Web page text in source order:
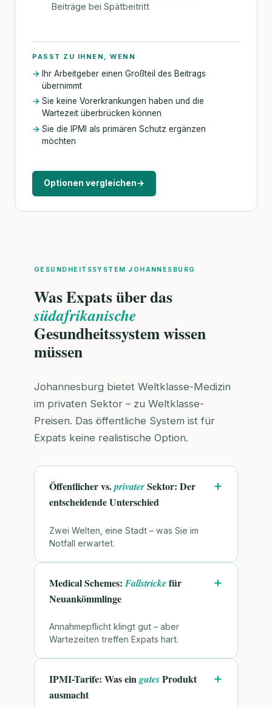
Beiträge bei Spätbeitritt
PASST ZU IHNEN, WENN
Ihr Arbeitgeber einen Großteil des Beitrags
übernimmt
Sie keine Vorerkrankungen haben und die
Wartezeit überbrücken können
Sie die IPMI als primären Schutz ergänzen
möchten
Optionen vergleichen→
GESUNDHEITSSYSTEM JOHANNESBURG
Was Expats über das
südafrikanische
Gesundheitssystem wissen
müssen
Johannesburg bietet Weltklasse-Medizin
im privaten Sektor – zu Weltklasse-
Preisen. Das öffentliche System ist für
Expats keine realistische Option.
Öffentlicher vs.privaterSektor: Der
entscheidende Unterschied
Zwei Welten, eine Stadt – was Sie im
Notfall erwartet.
Medical Schemes: Fallstrickefür
Neuankömmlinge
Annahmepflicht klingt gut – aber
Wartezeiten treffen Expats hart.
IPMI-Tarife: Was eingutesProdukt
ausmacht